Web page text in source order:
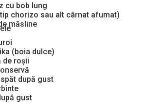
cu bob lung
chorizo sau alt cârnat afumat)
măsline
(boia dulce)
de roșii
după gust
gust